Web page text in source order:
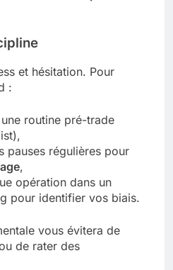
et hésitation. Pour
:
routine pré-trade
pauses régulières pour
,
opération dans un
pour identifier vos biais.
vous évitera de
de rater des